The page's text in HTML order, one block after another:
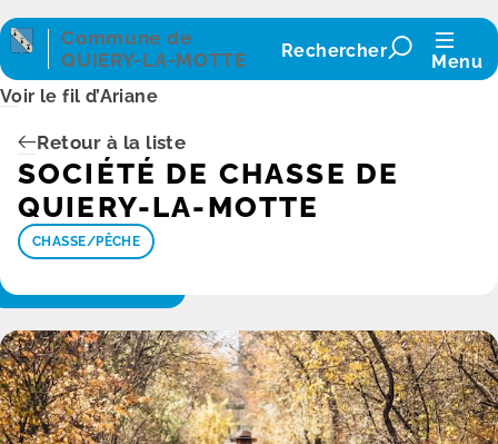
Panneau de gestion des cookies
Commune de
QUIERY-LA-MOTTE
Rechercher
Menu
Voir le fil d’Ariane
SOCIÉTÉ DE CHASSE DE
QUIERY-LA-MOTTE
Retour à la liste
CHASSE/PÊCHE